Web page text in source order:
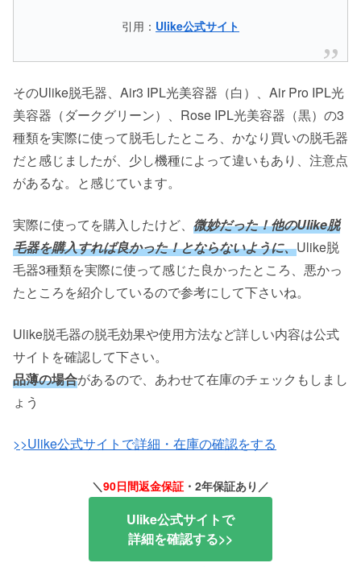
引用： Ulike公式サイト
そのUlike脱毛器、Air3 IPL光美容器（白）、Air Pro IPL光
美容器（ダークグリーン）、Rose IPL光美容器（黒）の3
種類を実際に使って脱毛したところ、かなり買いの脱毛器
だと感じましたが、少し機種によって違いもあり、注意点
があるな。と感じています。
実際に使ってを購入したけど、 微妙だった！他のUlike脱
毛器を購入すれば良かった！とならないように、Ulike脱
毛器3種類を実際に使って感じた良かったところ、悪かっ
たところを紹介しているので参考にして下さいね。
Ulike脱毛器の脱毛効果や使用方法など詳しい内容は公式
サイトを確認して下さい。
品薄の場合があるので、あわせて在庫のチェックもしまし
ょう
>>Ulike公式サイトで詳細・在庫の確認をする
＼90日間返金保証 ・2年保証あり／
Ulike公式サイトで
詳細を確認する>>